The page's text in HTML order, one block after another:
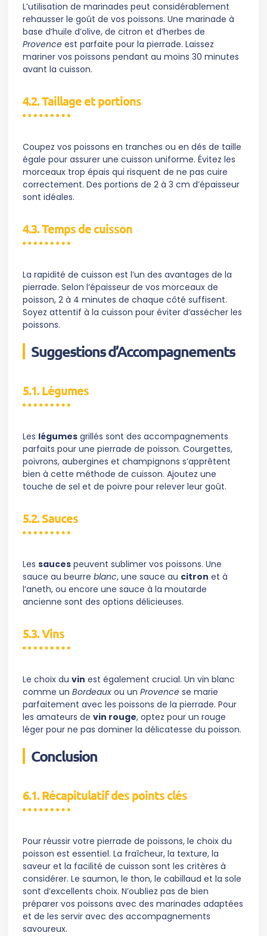
L’utilisation de marinades peut considérablement
rehausser le goût de vos poissons. Une marinade à
base d’huile d’olive, de citron et d’herbes de
Provence est parfaite pour la pierrade. Laissez
mariner vos poissons pendant au moins 30 minutes
avant la cuisson.
4.2. Taillage et portions
Coupez vos poissons en tranches ou en dés de taille
égale pour assurer une cuisson uniforme. Évitez les
morceaux trop épais qui risquent de ne pas cuire
correctement. Des portions de 2 à 3 cm d’épaisseur
sont idéales.
4.3. Temps de cuisson
La rapidité de cuisson est l’un des avantages de la
pierrade. Selon l’épaisseur de vos morceaux de
poisson, 2 à 4 minutes de chaque côté suffisent.
Soyez attentif à la cuisson pour éviter d’assécher les
poissons.
Suggestions d’Accompagnements
5.1. Légumes
Les légumes grillés sont des accompagnements
parfaits pour une pierrade de poisson. Courgettes,
poivrons, aubergines et champignons s’apprêtent
bien à cette méthode de cuisson. Ajoutez une
touche de sel et de poivre pour relever leur goût.
5.2. Sauces
Les sauces peuvent sublimer vos poissons. Une
sauce au beurre blanc, une sauce au citron et à
l’aneth, ou encore une sauce à la moutarde
ancienne sont des options délicieuses.
5.3. Vins
Le choix du vin est également crucial. Un vin blanc
comme un Bordeaux ou un Provence se marie
parfaitement avec les poissons de la pierrade. Pour
les amateurs de vin rouge, optez pour un rouge
léger pour ne pas dominer la délicatesse du poisson.
Conclusion
6.1. Récapitulatif des points clés
Pour réussir votre pierrade de poissons, le choix du
poisson est essentiel. La fraîcheur, la texture, la
saveur et la facilité de cuisson sont les critères à
considérer. Le saumon, le thon, le cabillaud et la sole
sont d’excellents choix. N’oubliez pas de bien
préparer vos poissons avec des marinades adaptées
et de les servir avec des accompagnements
savoureux.